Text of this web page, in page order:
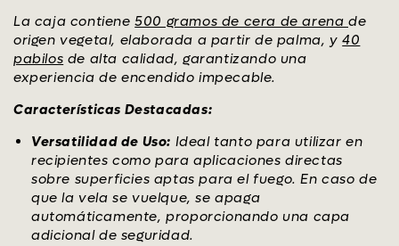
La caja contiene500 gramos de cera de arenade
origen vegetal, elaborada a partir de palma, y40
pabilos de alta calidad, garantizando una
experiencia de encendido impecable.
Características Destacadas:
Versatilidad de Uso: Ideal tanto para utilizar en
recipientes como para aplicaciones directas
sobre superficies aptas para el fuego. En caso de
que la vela se vuelque, se apaga
automáticamente, proporcionando una capa
adicional de seguridad.